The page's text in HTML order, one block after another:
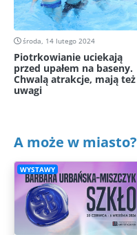
środa, 14 lutego 2024
Piotrkowianie uciekają
przed upałem na baseny.
Chwalą atrakcje, mają też
uwagi
A może w miasto?
WYSTAWY